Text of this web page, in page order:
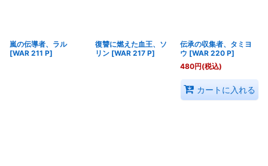
嵐の伝導者、ラル
[WAR 211 P]
復讐に燃えた血王、ソ
リン [WAR 217 P]
伝承の収集者、タミヨ
ウ [WAR 220 P]
480円(税込)
カートに入れる